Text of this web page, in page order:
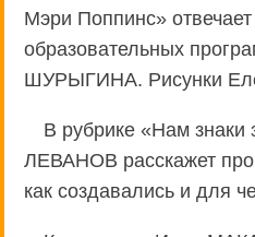
Мэри Поппинс» отвечает
образовательных
ШУРЫГИНА. Рисунки
В рубрике «Нам
ЛЕВАНОВ расскажет про
как создавались и для